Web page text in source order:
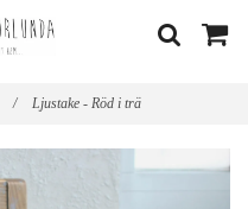
/ Ljustake - Röd i trä